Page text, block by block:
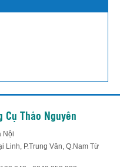
Cụ Thảo Nguyên
Nội
Linh, P.Trung Văn, Q.Nam Từ